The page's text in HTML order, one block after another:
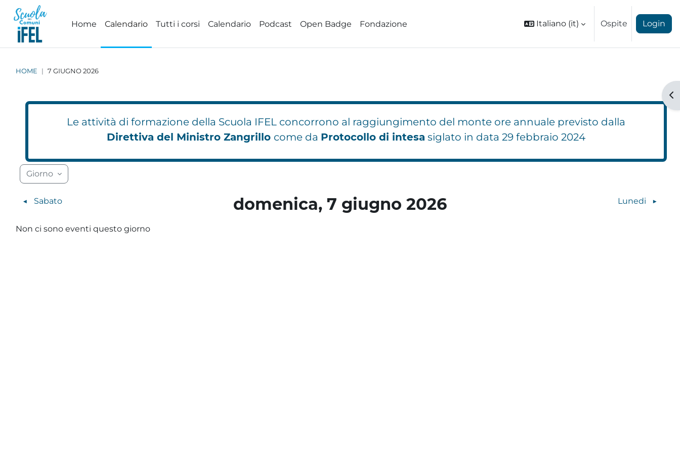
Vai al contenuto principale
Home
Calendario Tutti i corsi Calendario Podcast Open Badge Fondazione Italiano ‎(it)‎ Ospite Login
HOME 7 GIUGNO 2026
Le attività di formazione della Scuola IFEL concorrono al raggiungimento del monte ore annuale previsto dalla
Direttiva del Ministro Zangrillo come da Protocollo di intesa siglato in data 29 febbraio 2024
Blocchi
Blocchi
Blocchi
Blocchi
Blocchi
Blocchi
Blocchi
Blocchi
Blocchi
Blocchi
Blocchi
Blocchi
Giorno
◀︎ Sabato domenica, 7 giugno 2026 Lunedi ▶︎
Non ci sono eventi questo giorno